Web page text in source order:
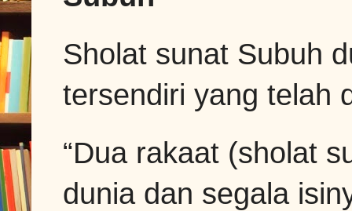
Sholat sunat Subuh
tersendiri yang telah
“Dua rakaat (sholat
dunia dan segala